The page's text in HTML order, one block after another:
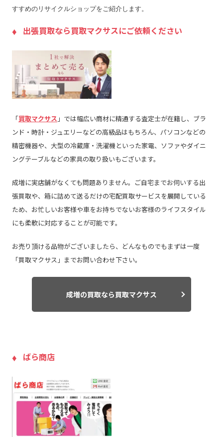
すすめのリサイクルショップをご紹介します。
出張買取なら買取マクサスにご依頼ください
「買取マクサス 」では幅広い商材に精通する査定士が在籍し、ブラ
ンド・時計・ジュエリーなどの高級品はもちろん、パソコンなどの
精密機器や、大型の冷蔵庫・洗濯機といった家電、ソファやダイニ
ングテーブルなどの家具の取り扱いもございます。
成増に実店舗がなくても問題ありません。ご自宅までお伺いする出
張買取や、箱に詰めて送るだけの宅配買取サービスを展開している
ため、お忙しいお客様や車をお持ちでないお客様のライフスタイル
にも柔軟に対応することが可能です。
お売り頂ける品物がございましたら、どんなものでもまずは一度
「買取マクサス」までお問い合わせ下さい。
成増の買取なら買取マクサス
ばら商店